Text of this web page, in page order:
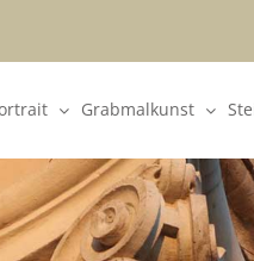
Grabmalkunst